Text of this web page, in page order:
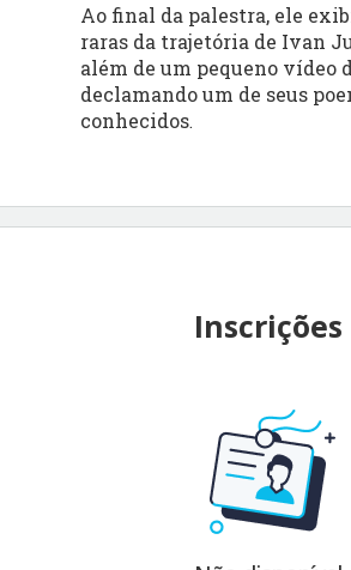
Ao final da palestra, ele
raras da trajetória de Ivan
além de um pequeno vídeo
declamando um de seus
conhecidos.
Inscrições